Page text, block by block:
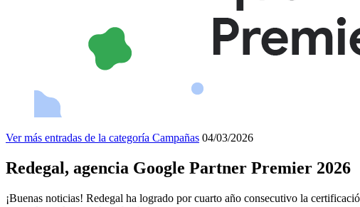
Ver más entradas de la categoría Campañas 04/03/2026
Redegal, agencia Google Partner Premier 2026
¡Buenas noticias! Redegal ha logrado por cuarto año consecutivo la